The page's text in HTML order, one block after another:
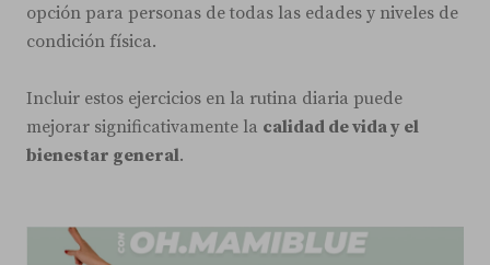
opción para personas de todas las edades y niveles de
condición física.
Incluir estos ejercicios en la rutina diaria puede
mejorar significativamente la calidad de vida y el
bienestar general.